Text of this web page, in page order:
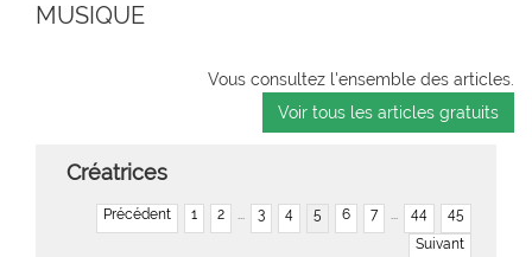
MUSIQUE
Vous consultez l'ensemble des articles.
Voir tous les articles gratuits
Créatrices
Précédent 1 2 ... 3 4 5 6 7 ... 44
45
Suivant